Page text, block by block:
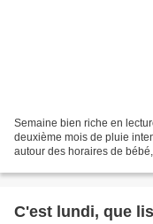
Semaine bien riche en
deuxième mois de pluie
autour des horaires de
C'est lundi, que